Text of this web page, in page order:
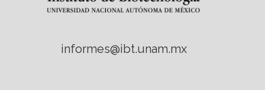
informes@ibt.unam.mx